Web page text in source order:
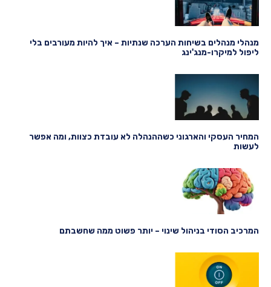
מנהלי מנהלים בשיחות הערכה שנתיות – איך להיות מעורבים בלי
ליפול למיקרו-מנג'ינג
המחיר העסקי והארגוני כשההנהלה לא עובדת כצוות, ומה אפשר
לעשות
המרכיב הסודי בניהול שינוי – יותר פשוט ממה שחשבתם